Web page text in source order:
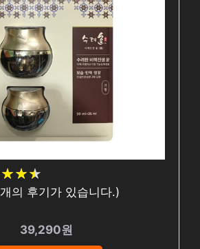
★★★
★★★
개의 후기가 있습니다.)
39,290원